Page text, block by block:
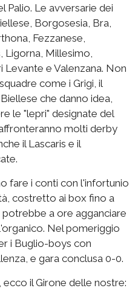
Palio. Le avversarie dei
Borgosesia, Bra,
Fezzanese,
Ligorna, Millesimo,
Levante e Valenzana. Non
come i Grigi, il
che danno idea,
le "lepri" designate del
molti derby
il Lascaris e il
fare i conti con l'infortunio
costretto ai box fino a
a ore agganciare
Nel pomeriggio
i Buglio-boys con
e gara conclusa 0-0.
, ecco il Girone delle nostre: